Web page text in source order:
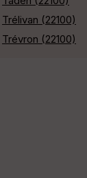
Trélivan (22100)
Trévron (22100)